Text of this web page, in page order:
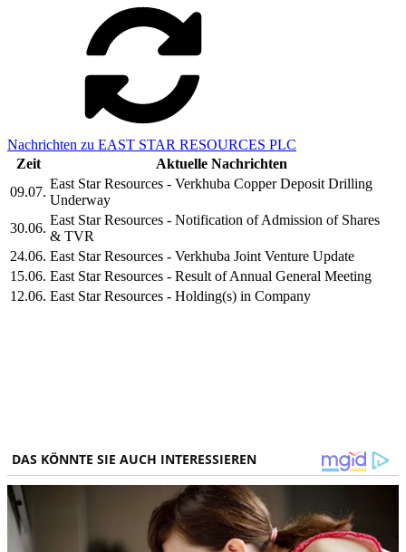
Nachrichten zu EAST STAR RESOURCES PLC
Zeit
Aktuelle Nachrichten
09.07.
East Star Resources - Verkhuba Copper Deposit Drilling
Underway
30.06.
East Star Resources - Notification of Admission of Shares
& TVR
24.06. East Star Resources - Verkhuba Joint Venture Update
15.06. East Star Resources - Result of Annual General Meeting
12.06. East Star Resources - Holding(s) in Company